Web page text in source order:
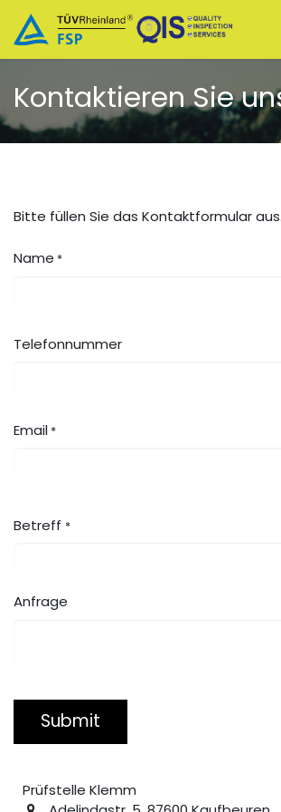
Kontaktieren Sie
Bitte füllen Sie das Kontaktformular aus.
Name *
Telefonnummer
Email *
Betreff *
Anfrage
Submit
Prüfstelle Klemm